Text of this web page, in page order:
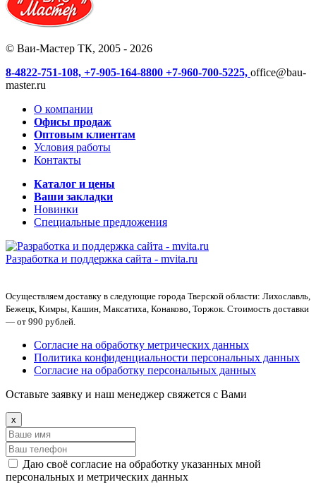
© Ваи-Мастер ТК, 2005 - 2026
8-4822-751-108, +7-905-164-8800 +7-960-700-5225, office@bau-
master.ru
О компании
Офисы продаж
Оптовым клиентам
Условия работы
Контакты
Каталог и цены
Ваши закладки
Новинки
Специальные предложения
Разработка и поддержка сайта - mvita.ru
Осуществляем доставку в следующие города Тверской области: Лихославль,
Бежецк, Кимры, Кашин, Максатиха, Конаково, Торжок. Стоимость доставки
— от 990 рублей.
Согласие на обработку метрических данных
Политика конфиденциальности персональных данных
Согласие на обработку персональных данных
Оставьте заявку и наш менеджер свяжется с Вами
x
Даю своё согласие на обработку указанных мной
персональных и метрических данных